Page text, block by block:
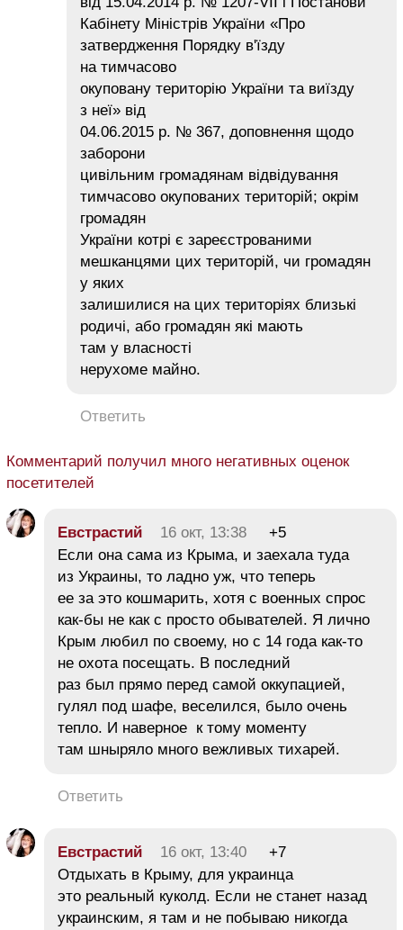
Кабінету Міністрів України «Про
затвердження Порядку в'їзду
на тимчасово
окуповану територію України та виїзду
з неї» від
04.06.2015 р. № 367, доповнення щодо
заборони
цивільним громадянам відвідування
тимчасово окупованих територій; окрім
громадян
України котрі є зареєстрованими
мешканцями цих територій, чи громадян
у яких
залишилися на цих територіях близькі
родичі, або громадян які мають
там у власності
нерухоме майно.
Ответить
Комментарий получил много негативных оценок
посетителей
Евстрастий 16 окт, 13:38
+5
Если она сама из Крыма, и заехала туда
из Украины, то ладно уж, что теперь
ее за это кошмарить, хотя с военных спрос
как-бы не как с просто обывателей. Я лично
Крым любил по своему, но с 14 года как-то
не охота посещать. В последний
раз был прямо перед самой оккупацией,
гулял под шафе, веселился, было очень
тепло. И наверное к тому моменту
там шныряло много вежливых тихарей.
Ответить
Евстрастий 16 окт, 13:40
+7
Отдыхать в Крыму, для украинца
это реальный куколд. Если не станет назад
украинским, я там и не побываю никогда